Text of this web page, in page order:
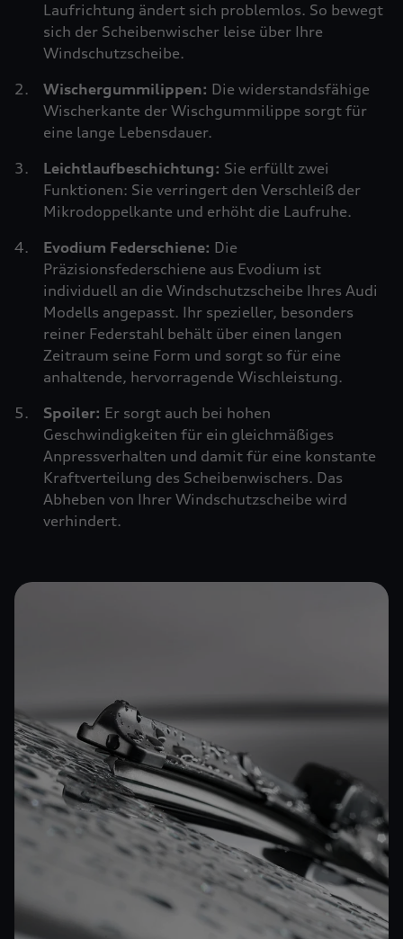
Laufrichtung ändert sich problemlos. So bewegt
sich der Scheibenwischer leise über Ihre
Windschutzscheibe.
Wischergummilippen: Die widerstandsfähige
Wischerkante der Wischgummilippe sorgt für
eine lange Lebensdauer.
Leichtlaufbeschichtung: Sie erfüllt zwei
Funktionen: Sie verringert den Verschleiß der
Mikrodoppelkante und erhöht die Laufruhe.
Evodium Federschiene: Die
Präzisionsfederschiene aus Evodium ist
individuell an die Windschutzscheibe Ihres Audi
Modells angepasst. Ihr spezieller, besonders
reiner Federstahl behält über einen langen
Zeitraum seine Form und sorgt so für eine
anhaltende, hervorragende Wischleistung.
Spoiler: Er sorgt auch bei hohen
Geschwindigkeiten für ein gleichmäßiges
Anpressverhalten und damit für eine konstante
Kraftverteilung des Scheibenwischers. Das
Abheben von Ihrer Windschutzscheibe wird
verhindert.